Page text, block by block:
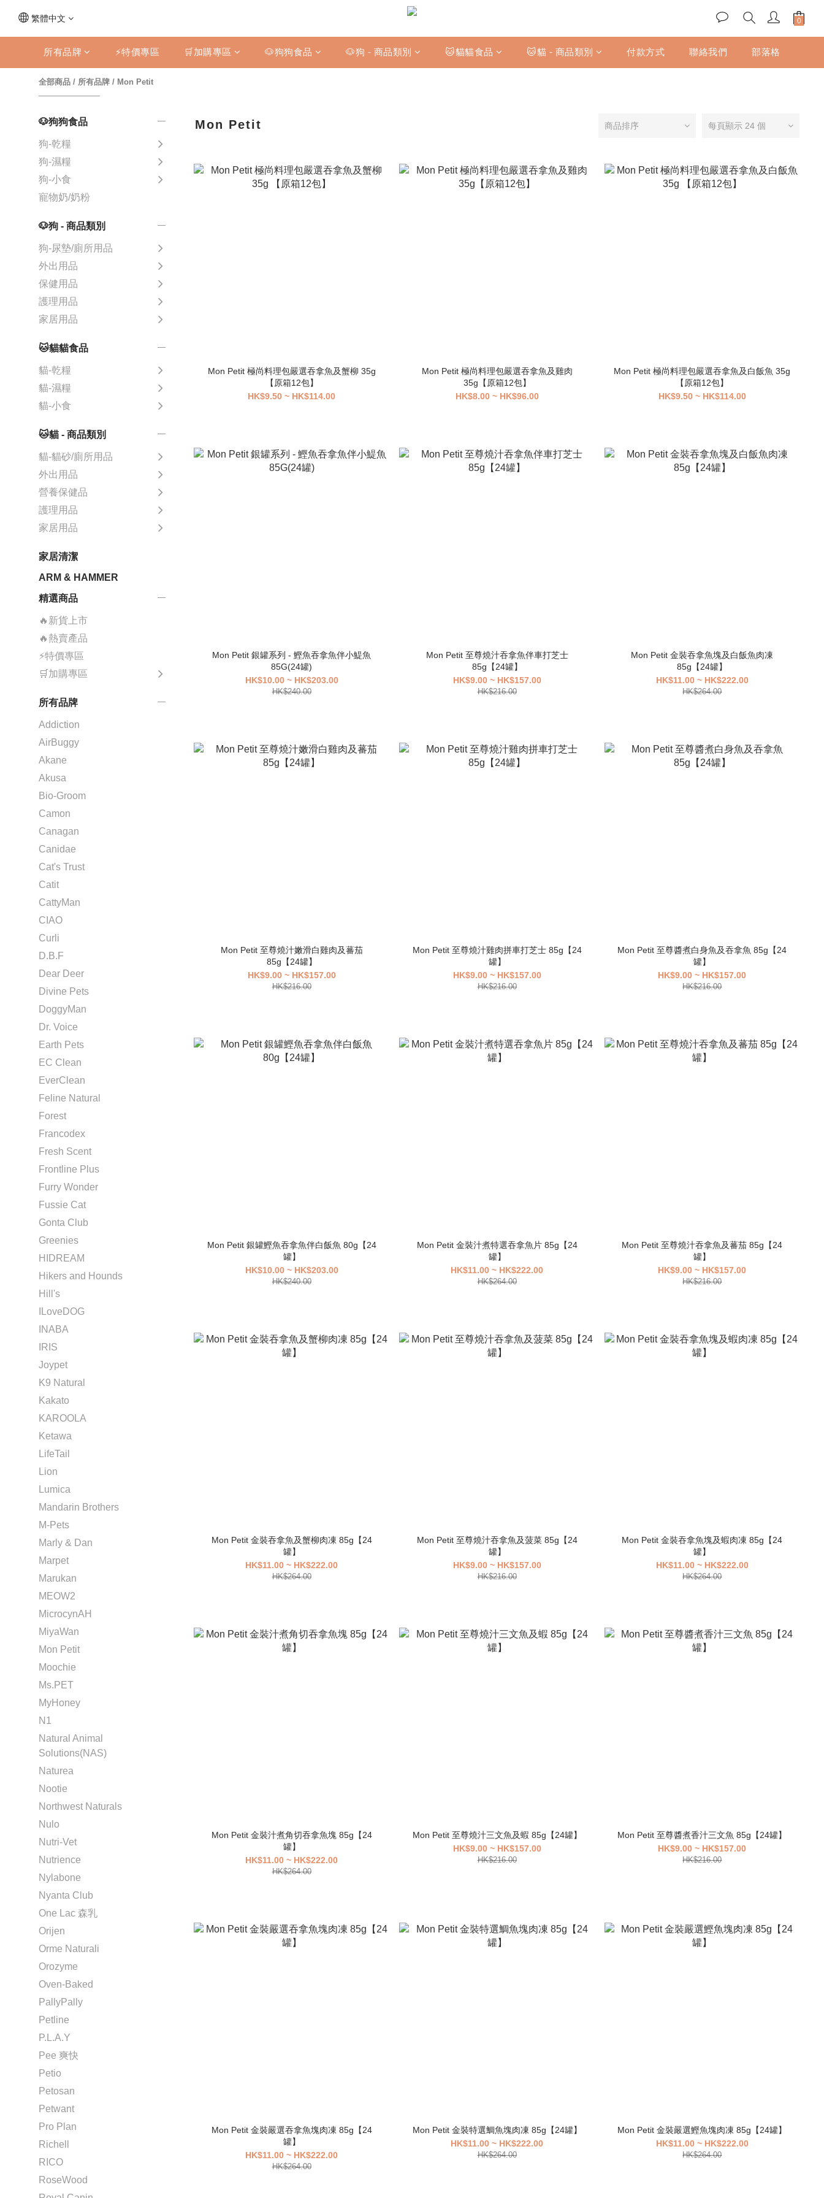
繁體中文
所有品牌 ⚡特價專區 🛒加購專區 🐶狗狗食品 🐶狗 - 商品類別 🐱貓貓食品 🐱貓 - 商品類別 付款方式 聯絡我們 部落格
全部商品 / 所有品牌 / Mon Petit
🐶狗狗食品
狗-乾糧
狗-濕糧
狗-小食
寵物奶/奶粉
🐶狗 - 商品類別
狗-尿墊/廁所用品
外出用品
保健用品
護理用品
家居用品
🐱貓貓食品
貓-乾糧
貓-濕糧
貓-小食
🐱貓 - 商品類別
貓-貓砂/廁所用品
外出用品
營養保健品
護理用品
家居用品
家居清潔
ARM & HAMMER
精選商品
🔥新貨上市
🔥熱賣產品
⚡特價專區
🛒加購專區
所有品牌
Addiction
AirBuggy
Akane
Akusa
Bio-Groom
Camon
Canagan
Canidae
Cat's Trust
Catit
CattyMan
CIAO
Curli
D.B.F
Dear Deer
Divine Pets
DoggyMan
Dr. Voice
Earth Pets
EC Clean
EverClean
Feline Natural
Forest
Francodex
Fresh Scent
Frontline Plus
Furry Wonder
Fussie Cat
Gonta Club
Greenies
HIDREAM
Hikers and Hounds
Hill's
ILoveDOG
INABA
IRIS
Joypet
K9 Natural
Kakato
KAROOLA
Ketawa
LifeTail
Lion
Lumica
Mandarin Brothers
M-Pets
Marly & Dan
Marpet
Marukan
MEOW2
MicrocynAH
MiyaWan
Mon Petit
Moochie
Ms.PET
MyHoney
N1
Natural Animal
Solutions(NAS)
Naturea
Nootie
Northwest Naturals
Nulo
Nutri-Vet
Nutrience
Nylabone
Nyanta Club
One Lac 森乳
Orijen
Orme Naturali
Orozyme
Oven-Baked
PallyPally
Petline
P.L.A.Y
Pee 爽快
Petio
Petosan
Petwant
Pro Plan
Richell
RICO
RoseWood
Mon Petit 商品排序 每頁顯示 24 個
Mon Petit 極尚料理包嚴選吞拿魚及蟹柳 35g
【原箱12包】
HK$9.50 ~ HK$114.00
Mon Petit 極尚料理包嚴選吞拿魚及雞肉
35g【原箱12包】
HK$8.00 ~ HK$96.00
Mon Petit 極尚料理包嚴選吞拿魚及白飯魚 35g
【原箱12包】
HK$9.50 ~ HK$114.00
Mon Petit 銀罐系列 - 鰹魚吞拿魚伴小鯷魚
85G(24罐)
HK$10.00 ~ HK$203.00
HK$240.00
Mon Petit 至尊燒汁吞拿魚伴車打芝士
85g【24罐】
HK$9.00 ~ HK$157.00
HK$216.00
Mon Petit 金裝吞拿魚塊及白飯魚肉凍
85g【24罐】
HK$11.00 ~ HK$222.00
HK$264.00
Mon Petit 至尊燒汁嫩滑白雞肉及蕃茄
85g【24罐】
HK$9.00 ~ HK$157.00
HK$216.00
Mon Petit 至尊燒汁雞肉拼車打芝士 85g【24
罐】
HK$9.00 ~ HK$157.00
HK$216.00
Mon Petit 至尊醬煮白身魚及吞拿魚 85g【24
罐】
HK$9.00 ~ HK$157.00
HK$216.00
Mon Petit 銀罐鰹魚吞拿魚伴白飯魚 80g【24
罐】
HK$10.00 ~ HK$203.00
HK$240.00
Mon Petit 金裝汁煮特選吞拿魚片 85g【24
罐】
HK$11.00 ~ HK$222.00
HK$264.00
Mon Petit 至尊燒汁吞拿魚及蕃茄 85g【24
罐】
HK$9.00 ~ HK$157.00
HK$216.00
Mon Petit 金裝吞拿魚及蟹柳肉凍 85g【24
罐】
HK$11.00 ~ HK$222.00
HK$264.00
Mon Petit 至尊燒汁吞拿魚及菠菜 85g【24
罐】
HK$9.00 ~ HK$157.00
HK$216.00
Mon Petit 金裝吞拿魚塊及蝦肉凍 85g【24
罐】
HK$11.00 ~ HK$222.00
HK$264.00
Mon Petit 金裝汁煮角切吞拿魚塊 85g【24
罐】
HK$11.00 ~ HK$222.00
HK$264.00
Mon Petit 至尊燒汁三文魚及蝦 85g【24罐】
HK$9.00 ~ HK$157.00
HK$216.00
Mon Petit 至尊醬煮香汁三文魚 85g【24罐】
HK$9.00 ~ HK$157.00
HK$216.00
Mon Petit 金裝嚴選吞拿魚塊肉凍 85g【24
罐】
HK$11.00 ~ HK$222.00
HK$264.00
Mon Petit 金裝特選鯛魚塊肉凍 85g【24罐】
HK$11.00 ~ HK$222.00
HK$264.00
Mon Petit 金裝嚴選鰹魚塊肉凍 85g【24罐】
HK$11.00 ~ HK$222.00
HK$264.00